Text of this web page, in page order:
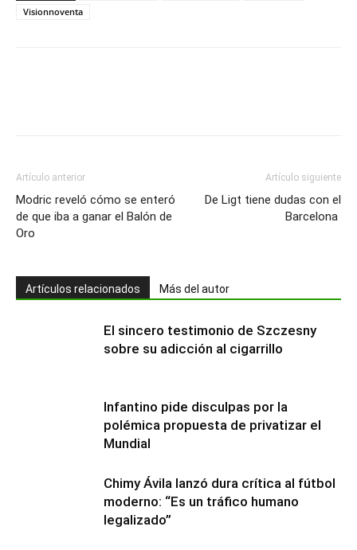
Visionnoventa
Artículo anterior
Modric reveló cómo se enteró
de que iba a ganar el Balón de
Oro
Artículo siguiente
De Ligt tiene dudas con el
Barcelona
Artículos relacionados Más del autor
El sincero testimonio de Szczesny
sobre su adicción al cigarrillo
Infantino pide disculpas por la
polémica propuesta de privatizar el
Mundial
Chimy Ávila lanzó dura crítica al fútbol
moderno: “Es un tráfico humano
legalizado”